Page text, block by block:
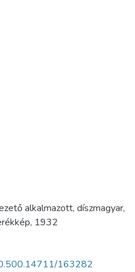
alkalmazott, díszmagyar,
, 1932
163282